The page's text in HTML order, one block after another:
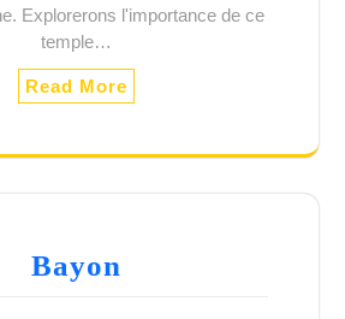
Explorerons l'importance de ce
temple…
Read More
Bayon